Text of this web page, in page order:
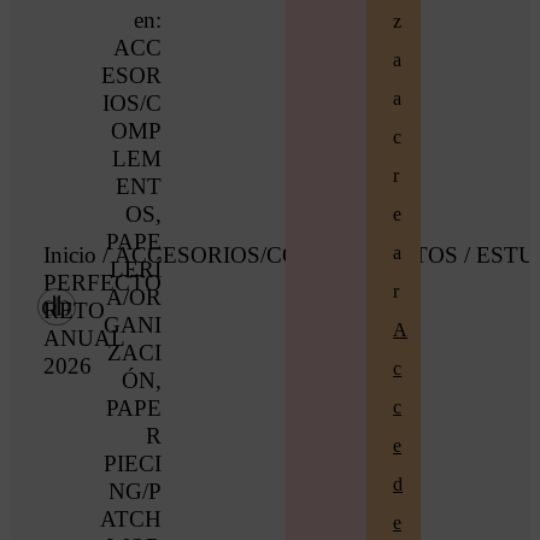
Inicio /ACCESORIOS/COMPLEMENTOS /
PERFECTO
RETO
ANUAL
2026
en:
ACC
ESOR
IOS/C
OMP
LEM
ENT
OS,
PAPE
LERÍ
A/OR
GANI
ZACI
ÓN,
PAPE
R
PIECI
NG/P
ATCH
z
a
a
c
r
e
a
r
A
c
c
e
d
e